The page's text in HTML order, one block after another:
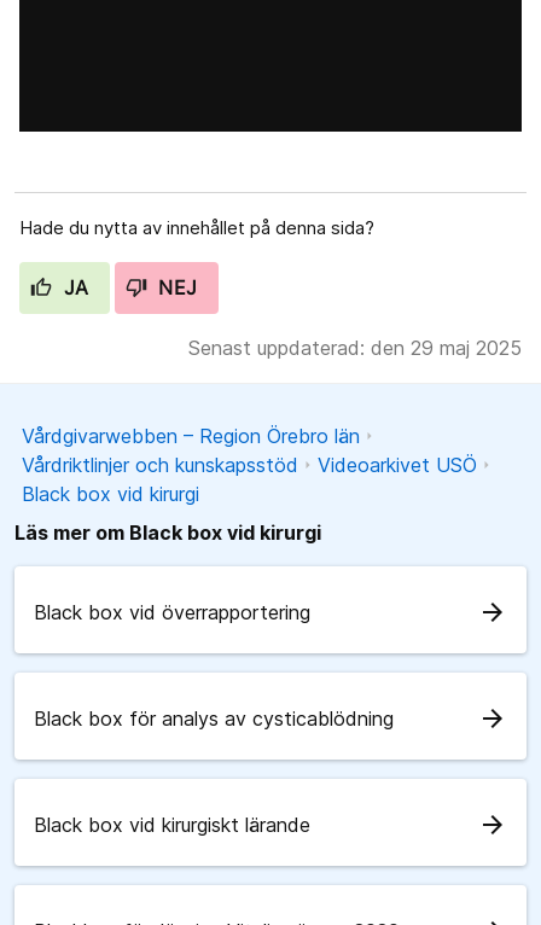
Hade du nytta av innehållet på denna sida?
JA NEJ
Senast uppdaterad: den 29 maj 2025
Vårdgivarwebben – Region Örebro län
Vårdriktlinjer och kunskapsstöd
Videoarkivet USÖ
Black box vid kirurgi
Läs mer om Black box vid kirurgi
Black box vid överrapportering arrow_forward
Black box för analys av cysticablödning arrow_forward
Black box vid kirurgiskt lärande arrow_forward